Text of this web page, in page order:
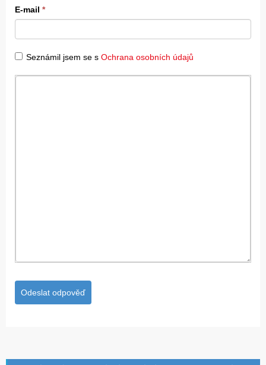
E-mail *
Seznámil jsem se s Ochrana osobních údajů